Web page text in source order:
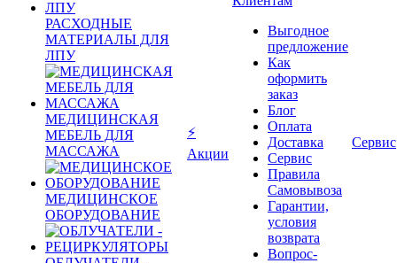
РАСХОДНЫЕ
МАТЕРИАЛЫ ДЛЯ
ЛПУ
МЕДИЦИНСКАЯ
МЕБЕЛЬ ДЛЯ
МАССАЖА
МЕДИЦИНСКОЕ
ОБОРУДОВАНИЕ
⚡
Акции
Выгодное
предложение
Как
оформить
заказ
Блог
Оплата
Доставка
Сервис
Правила
Самовывоза
Гарантии,
условия
возврата
Вопрос-
Сервис